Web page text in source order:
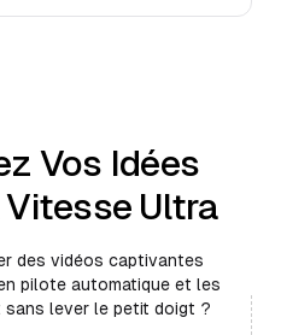
Vos Idées
Vitesse Ultra
des vidéos captivantes
pilote automatique et les
sans lever le petit doigt ?